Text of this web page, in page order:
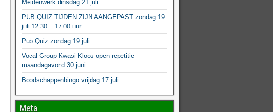
Meidenwerk dinsdag 21 juli
PUB QUIZ TIJDEN ZIJN AANGEPAST zondag 19
juli 12.30 – 17.00 uur
Pub Quiz zondag 19 juli
Vocal Group Kwasi Kloos open repetitie
maandagavond 30 juni
Boodschappenbingo vrijdag 17 juli
Meta